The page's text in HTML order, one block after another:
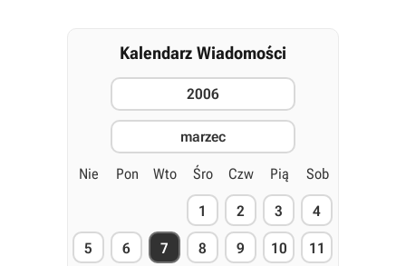
Kalendarz Wiadomości
2006
marzec
Nie Pon Wto Śro Czw Pią Sob
1 2 3 4
5 6 7 8 9 10 11